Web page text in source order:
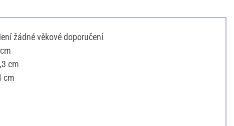
žádné věkové doporučení
cm
cm